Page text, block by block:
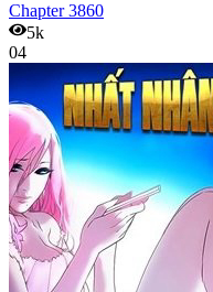
Chapter3860
5k
04